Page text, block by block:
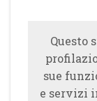
Questo
sue
e servizi